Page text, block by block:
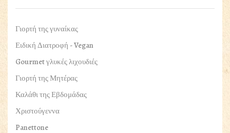
Γιορτή της γυναίκας
Ειδική Διατροφή - Vegan
Gourmet γλυκές λιχουδιές
Γιορτή της Μητέρας
Καλάθι της Εβδομάδας
Χριστούγεννα
Panettone